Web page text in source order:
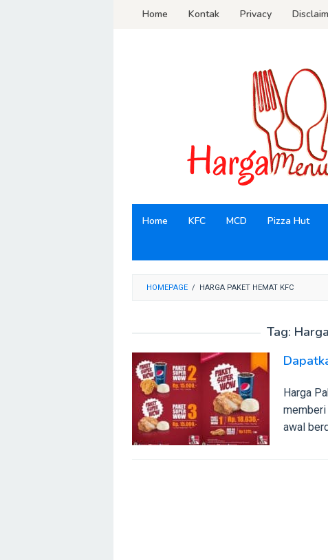
LoncatHome Kontak Privacy
Home KFC MCD Pizza Hut
HOMEPAGE / HARGA PAKET HEMAT KFC
Tag:
Harga
memberi
awal